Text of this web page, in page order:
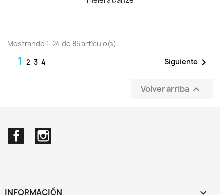
Mostrando 1-24 de 85 artículo(s)
1 2 3 4 Siguiente 
Volver arriba 
Facebook
INFORMACIÓN 